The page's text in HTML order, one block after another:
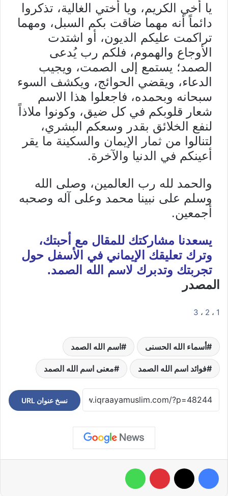
يا أخي الكريم، ويا أختي الغالية، تذكروا
دائماً أنه مهما ضاقت بكم السبل، ومهما
تراكمت عليكم الديون، أو اشتدت
الأوجاع والهموم، فلكم رب يُدعى
الصمد؛ يستمع إلى الصمت، ويجيب
الدعاء، ويقضي الحوائج، ويكشف السوء
سبحانه وبحمده، فاجعلوا هذا الاسم
شعار قلوبكم في كل ضيق، وكونوا ملاذاً
لنفع الخلائق بقدر وسعكم البشري،
لتنالوا من ثمار الإيمان والسكينة ما يقر
أعينكم في الدنيا والآخرة.
والحمد لله رب العالمين، وصلى الله
وسلم على نبينا محمد وعلى آله وصحبه
أجمعين.
يسعدنا مشاركتك للمقال مع أحبتك،
وترك تعليقك الإيماني في الأسفل حول
تجربتك وتدبرك لاسم الله الصمد.
المصدر
1 ، 2 ، 3
أسماء الله الحسنى اسم الله الصمد
فوائد اسم الله الصمد معنى اسم الله الصمد
نسخ عنوان URL
فيسبوك بينتيريست